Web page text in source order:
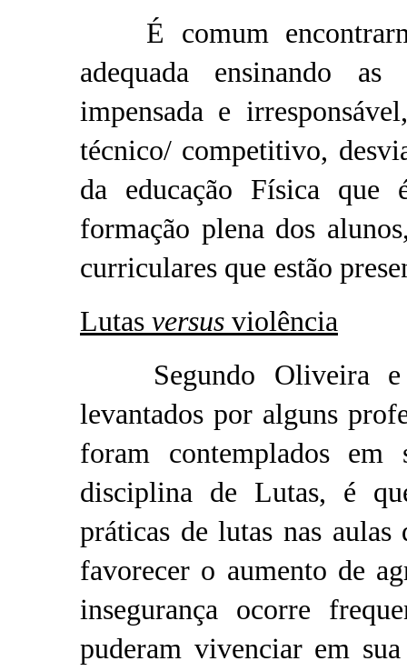
É comum
adequada ensinando
impensada e
técnico/ competitivo,
da educação Física
formação plena dos
curriculares que estão
Lutas versus violência
Segundo Oliveira e
levantados por alguns
foram contemplados em
disciplina de Lutas, é
práticas de lutas nas
favorecer o aumento de
insegurança ocorre
puderam vivenciar em